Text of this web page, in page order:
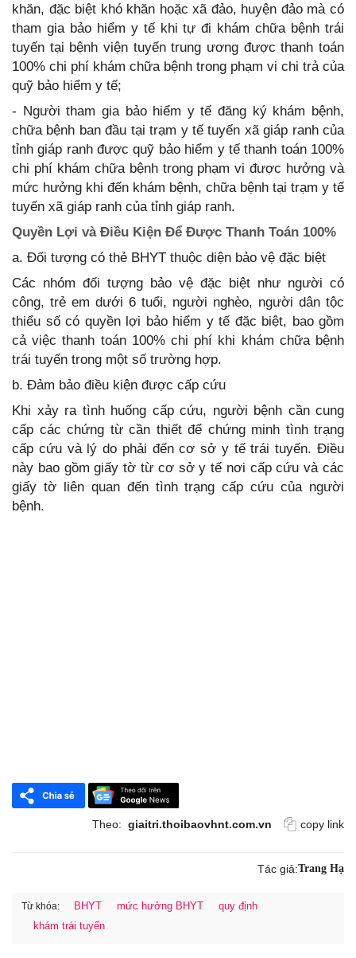
khăn, đặc biệt khó khăn hoặc xã đảo, huyện đảo mà có
tham gia bảo hiểm y tế khi tự đi khám chữa bệnh trái
tuyến tại bệnh viện tuyến trung ương được thanh toán
100% chi phí khám chữa bệnh trong phạm vi chi trả của
quỹ bảo hiểm y tế;
- Người tham gia bảo hiểm y tế đăng ký khám bệnh,
chữa bệnh ban đầu tại trạm y tế tuyến xã giáp ranh của
tỉnh giáp ranh được quỹ bảo hiểm y tế thanh toán 100%
chi phí khám chữa bệnh trong phạm vi được hưởng và
mức hưởng khi đến khám bệnh, chữa bệnh tại trạm y tế
tuyến xã giáp ranh của tỉnh giáp ranh.
Quyền Lợi và Điều Kiện Để Được Thanh Toán 100%
a. Đối tượng có thẻ BHYT thuộc diện bảo vệ đặc biệt
Các nhóm đối tượng bảo vệ đặc biệt như người có
công, trẻ em dưới 6 tuổi, người nghèo, người dân tộc
thiểu số có quyền lợi bảo hiểm y tế đặc biệt, bao gồm
cả việc thanh toán 100% chi phí khi khám chữa bệnh
trái tuyến trong một số trường hợp.
b. Đảm bảo điều kiện được cấp cứu
Khi xảy ra tình huống cấp cứu, người bệnh cần cung
cấp các chứng từ cần thiết để chứng minh tình trạng
cấp cứu và lý do phải đến cơ sở y tế trái tuyến. Điều
này bao gồm giấy tờ từ cơ sở y tế nơi cấp cứu và các
giấy tờ liên quan đến tình trạng cấp cứu của người
bệnh.
Theo: giaitri.thoibaovhnt.com.vn copy link
Tác giả:Trang Hạ
Từ khóa: BHYT mức hưởng BHYT
quy định
khám trái tuyến